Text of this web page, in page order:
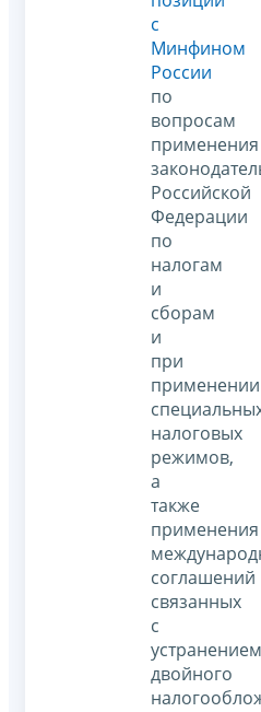
с
Минфином
России
по
вопросам
применения
Российской
Федерации
по
налогам
и
сборам
и
при
применении
налоговых
режимов,
а
также
применения
соглашений
связанных
с
устранением
двойного